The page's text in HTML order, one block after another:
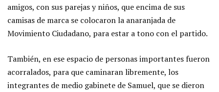
amigos, con sus parejas y niños, que encima de sus
camisas de marca se colocaron la anaranjada de
Movimiento Ciudadano, para estar a tono con el partido.
También, en ese espacio de personas importantes fueron
acorralados, para que caminaran libremente, los
integrantes de medio gabinete de Samuel, que se dieron